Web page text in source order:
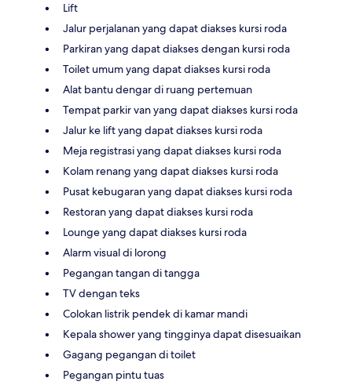
Lift
Jalur perjalanan yang dapat diakses kursi roda
Parkiran yang dapat diakses dengan kursi roda
Toilet umum yang dapat diakses kursi roda
Alat bantu dengar di ruang pertemuan
Tempat parkir van yang dapat diakses kursi roda
Jalur ke lift yang dapat diakses kursi roda
Meja registrasi yang dapat diakses kursi roda
Kolam renang yang dapat diakses kursi roda
Pusat kebugaran yang dapat diakses kursi roda
Restoran yang dapat diakses kursi roda
Lounge yang dapat diakses kursi roda
Alarm visual di lorong
Pegangan tangan di tangga
TV dengan teks
Colokan listrik pendek di kamar mandi
Kepala shower yang tingginya dapat disesuaikan
Gagang pegangan di toilet
Pegangan pintu tuas